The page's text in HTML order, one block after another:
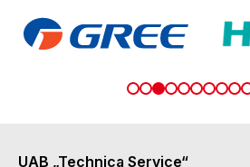
UAB „Technica Service“